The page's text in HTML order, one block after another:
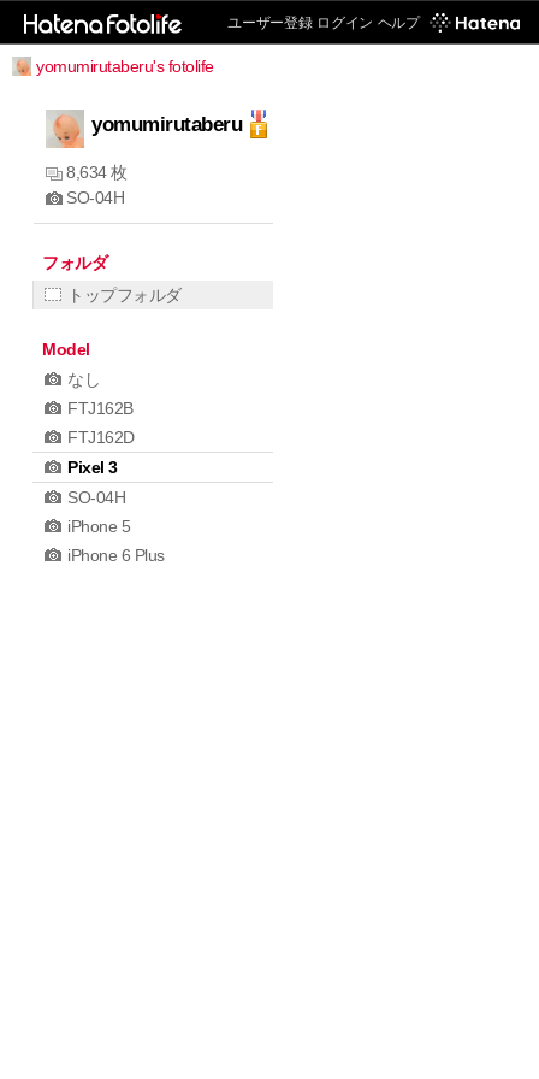
ユーザー登録 ログイン ヘルプ
yomumirutaberu's fotolife
yomumirutaberu
8,634 枚
SO-04H
フォルダ
トップフォルダ
Model
なし
FTJ162B
FTJ162D
Pixel 3
SO-04H
iPhone 5
iPhone 6 Plus